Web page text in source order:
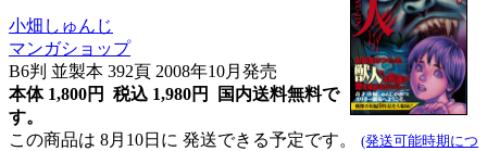
小畑しゅんじ
マンガショップ
B6判 並製本 392頁 2008年10月発売
本体 1,800円 税込 1,980円
国内送料無料で
す。
この商品は 8月10日に 発送できる予定です。 (発送可能時期につ